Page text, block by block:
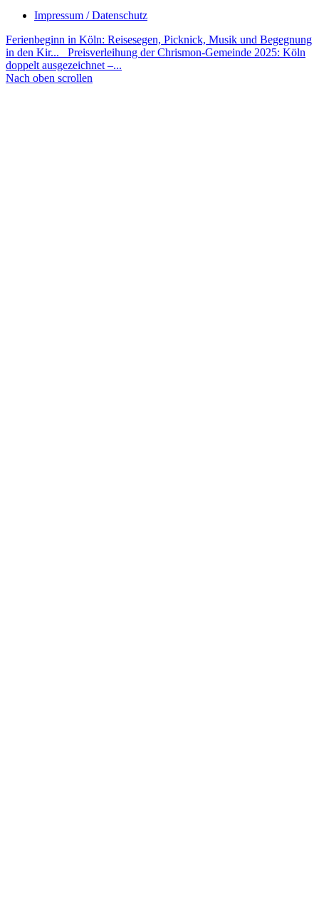
Impressum / Datenschutz
Ferienbeginn in Köln: Reisesegen, Picknick, Musik und Begegnung
in den Kir...
Preisverleihung der Chrismon-Gemeinde 2025: Köln
doppelt ausgezeichnet –...
Nach oben scrollen